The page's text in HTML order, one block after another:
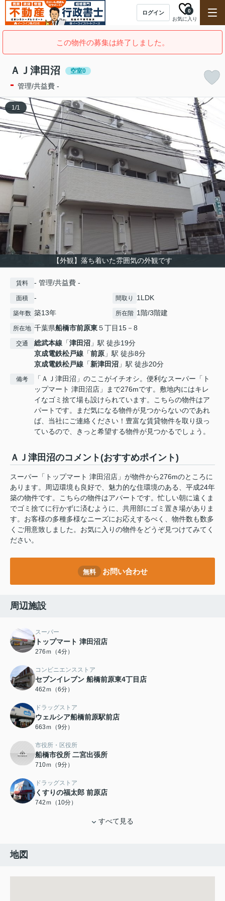
ログイン
お気に入り
0
この物件の募集は終了しました。
ＡＪ津田沼 空室0
- 管理/共益費 -
【外観】落ち着いた雰囲気の外観です
1/1
賃料 - 管理/共益費 -
面積 - 間取り 1LDK
築年数 築13年 所在階 1階/3階建
所在地 千葉県船橋市前原東５丁目15－8
交通 総武本線 「津田沼 」駅 徒歩19分
京成電鉄松戸線 「前原 」駅 徒歩8分
京成電鉄松戸線 「新津田沼 」駅 徒歩20分
備考
「ＡＪ津田沼」のここがイチオシ。便利なスーパー「ト
ップマート 津田沼店」まで276mです。敷地内にはキレ
イなゴミ捨て場も設けられています。こちらの物件はア
パートです。まだ気になる物件が見つからないのであれ
ば、当社にご連絡ください！豊富な賃貸物件を取り扱っ
ているので、きっと希望する物件が見つかるでしょう。
ＡＪ津田沼のコメント(おすすめポイント)
スーパー「トップマート 津田沼店」が物件から276mのところに
あります。周辺環境も良好で、魅力的な住環境のある、平成24年
築の物件です。こちらの物件はアパートです。忙しい朝に遠くま
でゴミ捨てに行かずに済むように、共用部にゴミ置き場がありま
す。お客様の多種多様なニーズにお応えするべく、物件数も数多
くご用意致しました。お気に入りの物件をどうぞ見つけてみてく
ださい。
無料 お問い合わせ
周辺施設
スーパー
トップマート 津田沼店
276ｍ（4分）
コンビニエンスストア
セブンイレブン 船橋前原東4丁目店
462ｍ（6分）
ドラッグストア
ウェルシア船橋前原駅前店
663ｍ（9分）
市役所・区役所
船橋市役所 二宮出張所
710ｍ（9分）
ドラッグストア
くすりの福太郎 前原店
742ｍ（10分）
すべて見る
地図